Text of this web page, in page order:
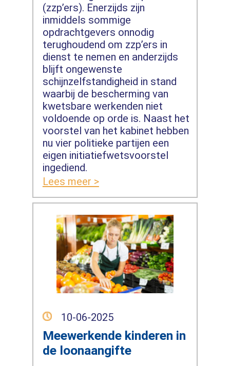
(zzp’ers). Enerzijds zijn
inmiddels sommige
opdrachtgevers onnodig
terughoudend om zzp’ers in
dienst te nemen en anderzijds
blijft ongewenste
schijnzelfstandigheid in stand
waarbij de bescherming van
kwetsbare werkenden niet
voldoende op orde is. Naast het
voorstel van het kabinet hebben
nu vier politieke partijen een
eigen initiatiefwetsvoorstel
ingediend.
Lees meer >
10-06-2025
Meewerkende kinderen in
de loonaangifte